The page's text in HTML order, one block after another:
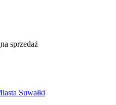
na sprzedaż